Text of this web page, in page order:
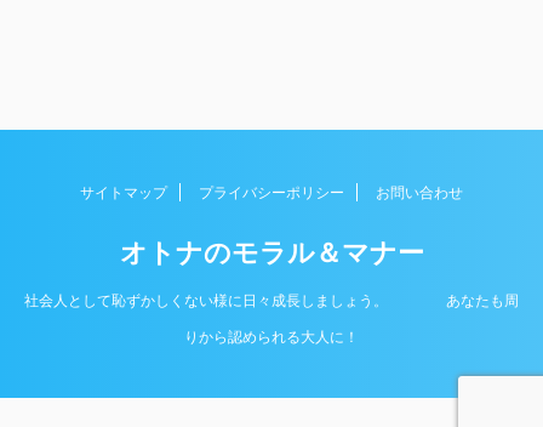
サイトマップ プライバシーポリシー お問い合わせ
オトナのモラル＆マナー
社会人として恥ずかしくない様に日々成長しましょう。 あなたも周
りから認められる大人に！